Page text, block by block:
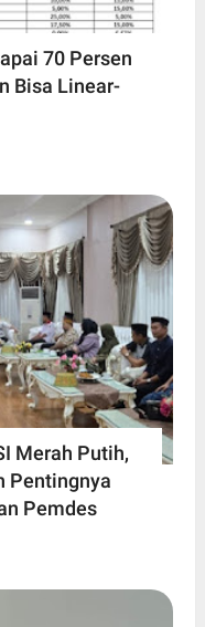
70 Persen
Bisa Linear-
Merah Putih,
Pentingnya
Pemdes